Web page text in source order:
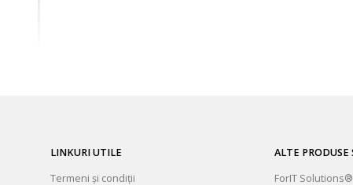
LINKURI UTILE
Termeni și condiții
ALTE PRODUSE
ForIT